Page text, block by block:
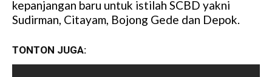
u
t
kepanjangan baru untuk istilah SCBD yakni
Sudirman, Citayam, Bojong Gede dan Depok.
TONTON JUGA: